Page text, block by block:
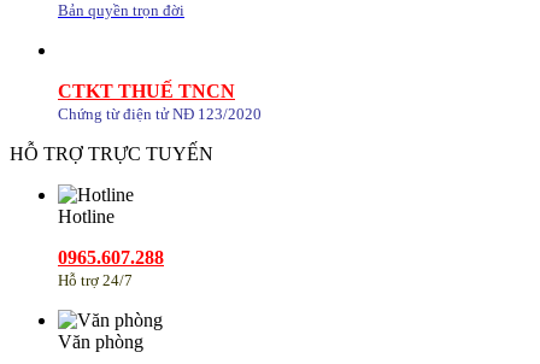
Bản quyền trọn đời
CTKT THUẾ TNCN
Chứng từ điện tử NĐ 123/2020
HỖ TRỢ TRỰC TUYẾN
Hotline
0965.607.288
Hỗ trợ 24/7
Văn phòng